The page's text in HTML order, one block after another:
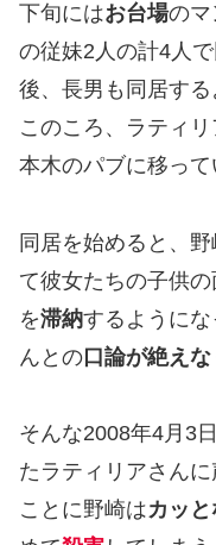
下旬にはお台場のマ
の従妹2人の計4人
後、長男も同居する
このころ、ラティ
本木のパブに移って
同居を始めると、
て彼女たちの子供
を滞納するように
んとの口論が絶え
そんな2008年4月3
たラティリアさん
ことに野崎はカッと